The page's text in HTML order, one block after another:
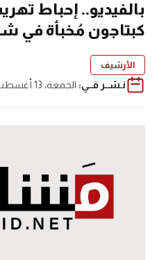
كبتاجون مُخبأة في
الأرشيف
نـشــر فــي: الجمعة، 13 أغسطس 2021 | 6:47 م